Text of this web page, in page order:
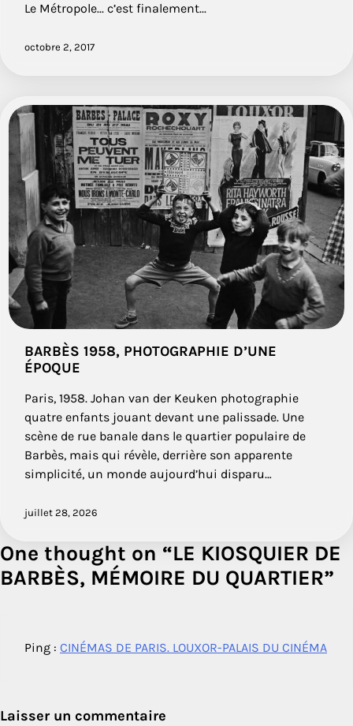
Le Métropole... c’est finalement...
octobre 2, 2017
BARBÈS 1958, PHOTOGRAPHIE D’UNE
ÉPOQUE
Paris, 1958. Johan van der Keuken photographie
quatre enfants jouant devant une palissade. Une
scène de rue banale dans le quartier populaire de
Barbès, mais qui révèle, derrière son apparente
simplicité, un monde aujourd’hui disparu…
juillet 28, 2026
One thought on “LE KIOSQUIER DE
BARBÈS, MÉMOIRE DU QUARTIER”
Ping : CINÉMAS DE PARIS. LOUXOR-PALAIS DU CINÉMA
Laisser un commentaire